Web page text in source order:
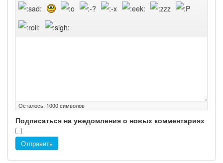
Осталось: 1000символов
Подписаться на уведомления о новых комментариях
Отправить